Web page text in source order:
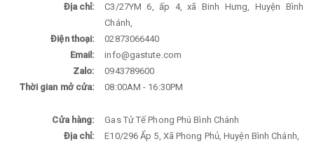
Địa chỉ:
C3/27YM 6, ấp 4, xã Binh Hưng, Huyện Bình
Chánh,
Điện thoại:
02873066440
Email:
info@gastute.com
Zalo:
0943789600
Thời gian mở cửa:
08:00AM - 16:30PM
Cửa hàng:
Gas Tử Tế Phong Phú Bình Chánh
Địa chỉ:
E10/296 Ẩp 5, Xã Phong Phủ, Huyện Bình Chánh,